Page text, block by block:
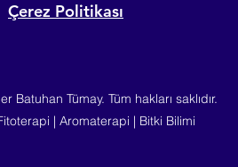
Çerez Politikası
Batuhan Tümay. Tüm hakları saklıdır.
| Aromaterapi | Bitki Bilimi